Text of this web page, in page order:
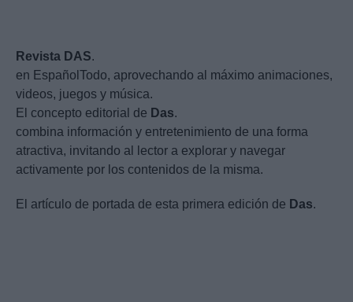
Revista DAS.
en EspañolTodo, aprovechando al máximo animaciones,
videos, juegos y música.
El concepto editorial de Das.
combina información y entretenimiento de una forma
atractiva, invitando al lector a explorar y navegar
activamente por los contenidos de la misma.
El artículo de portada de esta primera edición de Das.